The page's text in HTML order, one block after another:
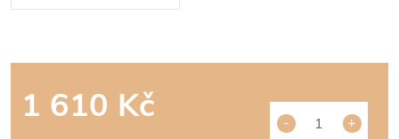
1 610 Kč